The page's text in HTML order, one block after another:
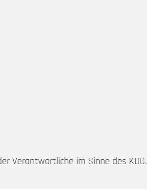
Verantwortliche im Sinne des KDG.